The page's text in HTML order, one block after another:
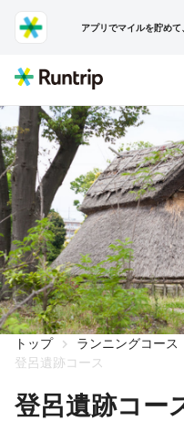
アプリでマイルを貯めて
トップ ランニングコース
登呂遺跡コース
登呂遺跡コー